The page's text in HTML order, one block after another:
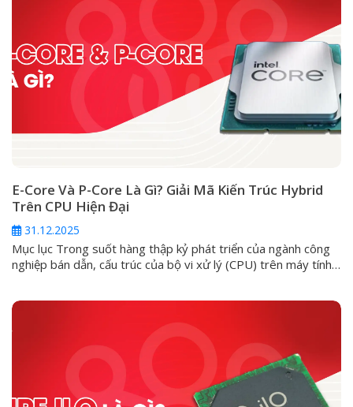
E-Core Và P-Core Là Gì? Giải Mã Kiến Trúc Hybrid
Trên CPU Hiện Đại
31.12.2025
Mục lục Trong suốt hàng thập kỷ phát triển của ngành công
nghiệp bán dẫn, cấu trúc của bộ vi xử lý (CPU) trên máy tính
được đúc từ một khuôn mẫu, có...